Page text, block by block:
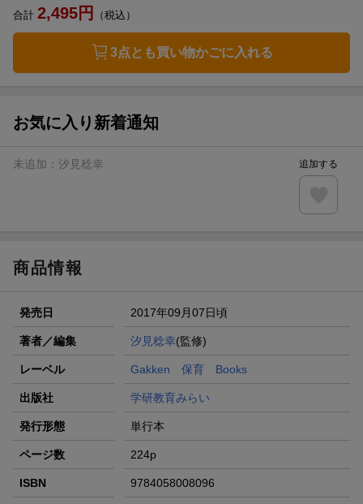
合計 2,495円 （税込）
3点とも買い物かごに入れる
お気に入り新着通知
未追加： 汐見稔幸 追加する
商品情報
発売日 2017年09月07日頃
著者／編集 汐見稔幸(監修)
レーベル Gakken 保育 Books
出版社 学研教育みらい
発行形態 単行本
ページ数 224p
ISBN 9784058008096